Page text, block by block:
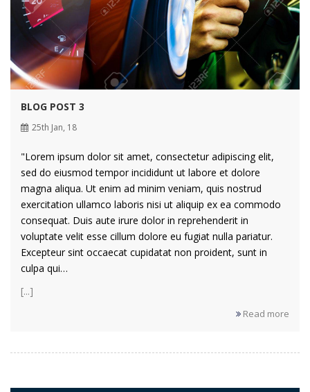
BLOG POST 3
25th Jan, 18
"Lorem ipsum dolor sit amet, consectetur adipiscing elit,
sed do eiusmod tempor incididunt ut labore et dolore
magna aliqua. Ut enim ad minim veniam, quis nostrud
exercitation ullamco laboris nisi ut aliquip ex ea commodo
consequat. Duis aute irure dolor in reprehenderit in
voluptate velit esse cillum dolore eu fugiat nulla pariatur.
Excepteur sint occaecat cupidatat non proident, sunt in
culpa qui…
[...]
Read more